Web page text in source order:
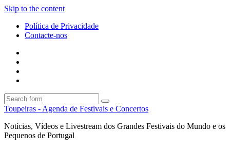
Skip to the content
Política de Privacidade
Contacte-nos
Search
Toupeiras - Agenda de Festivais e Concertos
Notícias, Vídeos e Livestream dos Grandes Festivais do Mundo e os
Pequenos de Portugal